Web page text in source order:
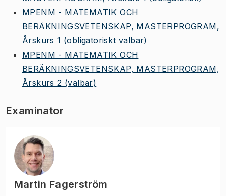
MPENM - MATEMATIK OCH
BERÄKNINGSVETENSKAP, MASTERPROGRAM,
Årskurs 1 (obligatoriskt valbar)
MPENM - MATEMATIK OCH
BERÄKNINGSVETENSKAP, MASTERPROGRAM,
Årskurs 2 (valbar)
Examinator
Martin Fagerström